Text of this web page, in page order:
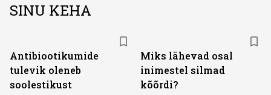
SINU KEHA
Antibiootikumide
tulevik oleneb
soolestikust
Miks lähevad osal
inimestel silmad
kõõrdi?